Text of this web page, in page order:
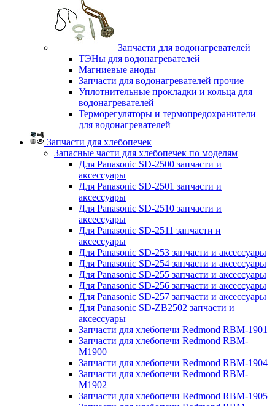
Запчасти для водонагревателей
ТЭНы для водонагревателей
Магниевые аноды
Запчасти для водонагревателей прочие
Уплотнительные прокладки и кольца для
водонагревателей
Терморегуляторы и термопредохранители
для водонагревателей
Запчасти для хлебопечек
Запасные части для хлебопечек по моделям
Для Panasonic SD-2500 запчасти и
аксессуары
Для Panasonic SD-2501 запчасти и
аксессуары
Для Panasonic SD-2510 запчасти и
аксессуары
Для Panasonic SD-2511 запчасти и
аксессуары
Для Panasonic SD-253 запчасти и аксессуары
Для Panasonic SD-254 запчасти и аксессуары
Для Panasonic SD-255 запчасти и аксессуары
Для Panasonic SD-256 запчасти и аксессуары
Для Panasonic SD-257 запчасти и аксессуары
Для Panasonic SD-ZB2502 запчасти и
аксессуары
Запчасти для хлебопечи Redmond RBM-1901
Запчасти для хлебопечи Redmond RBM-
M1900
Запчасти для хлебопечи Redmond RBM-1904
Запчасти для хлебопечи Redmond RBM-
M1902
Запчасти для хлебопечи Redmond RBM-1905